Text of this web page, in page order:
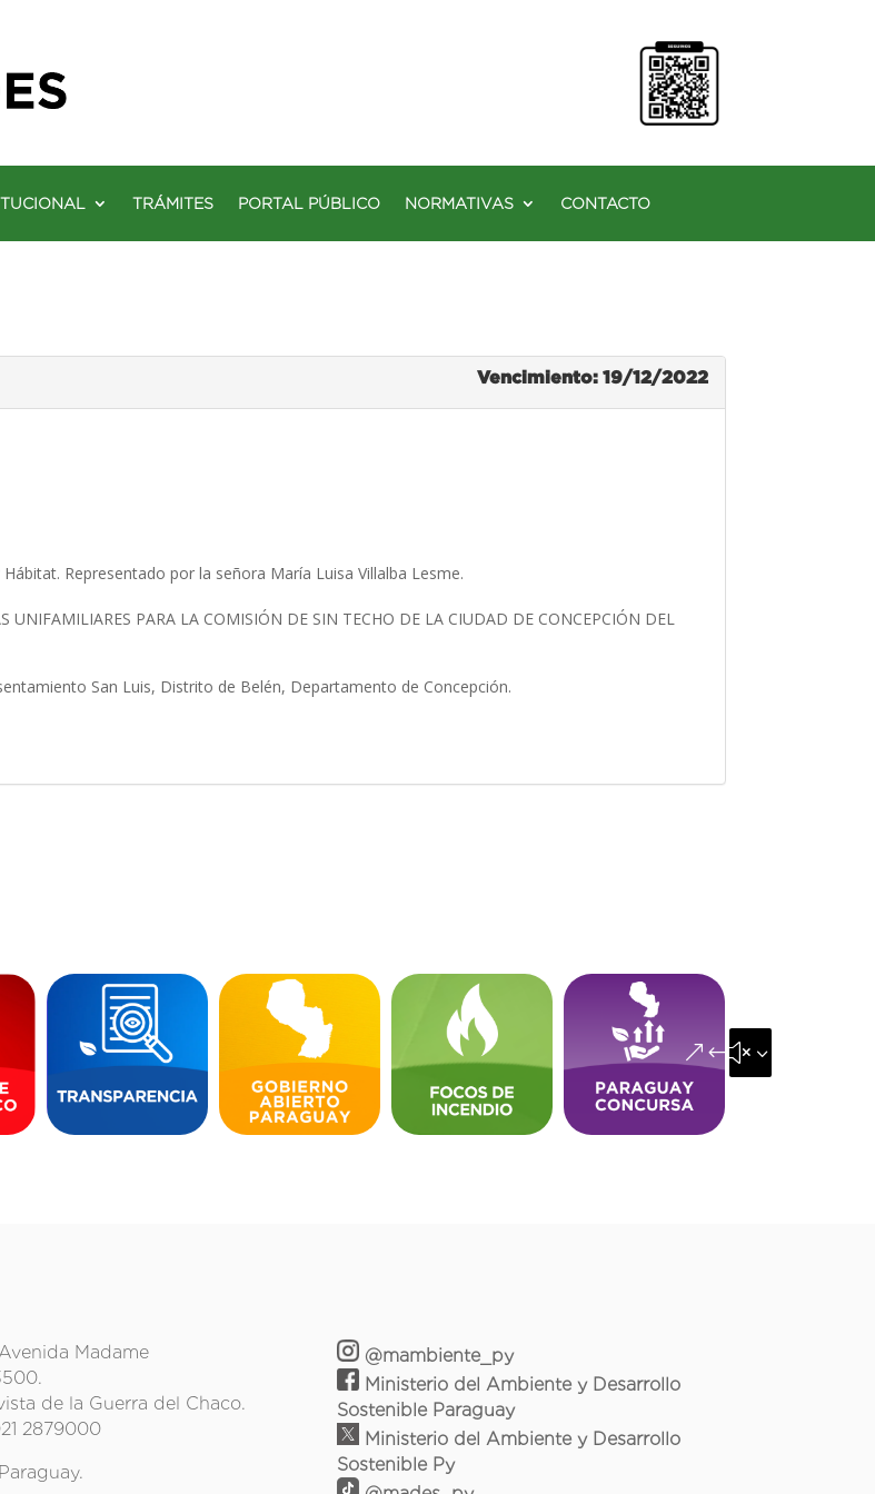
TRÁMITES PORTAL PÚBLICO NORMATIVAS CONTACTO
Vencimiento: 19/12/2022
Representado por la señora María Luisa Villalba Lesme.
UNIFAMILIARES PARA LA COMISIÓN DE SIN TECHO DE LA CIUDAD DE CONCEPCIÓN DEL
San Luis, Distrito de Belén, Departamento de Concepción.
&#x35;
Madame
de la Guerra del Chaco.
2879000
@mambiente_py
Ministerio del Ambiente y Desarrollo
Sostenible Paraguay
Ministerio del Ambiente y Desarrollo
Sostenible Py